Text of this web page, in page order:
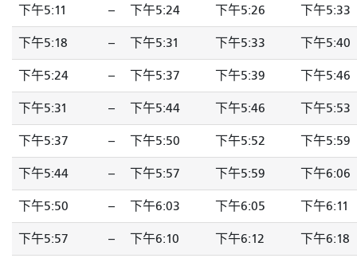
下午5:11 -- 下午5:24 下午5:26 下午5:33
下午5:18 -- 下午5:31 下午5:33 下午5:40
下午5:24 -- 下午5:37 下午5:39 下午5:46
下午5:31 -- 下午5:44 下午5:46 下午5:53
下午5:37 -- 下午5:50 下午5:52 下午5:59
下午5:44 -- 下午5:57 下午5:59 下午6:06
下午5:50 -- 下午6:03 下午6:05 下午6:11
下午5:57 -- 下午6:10 下午6:12 下午6:18